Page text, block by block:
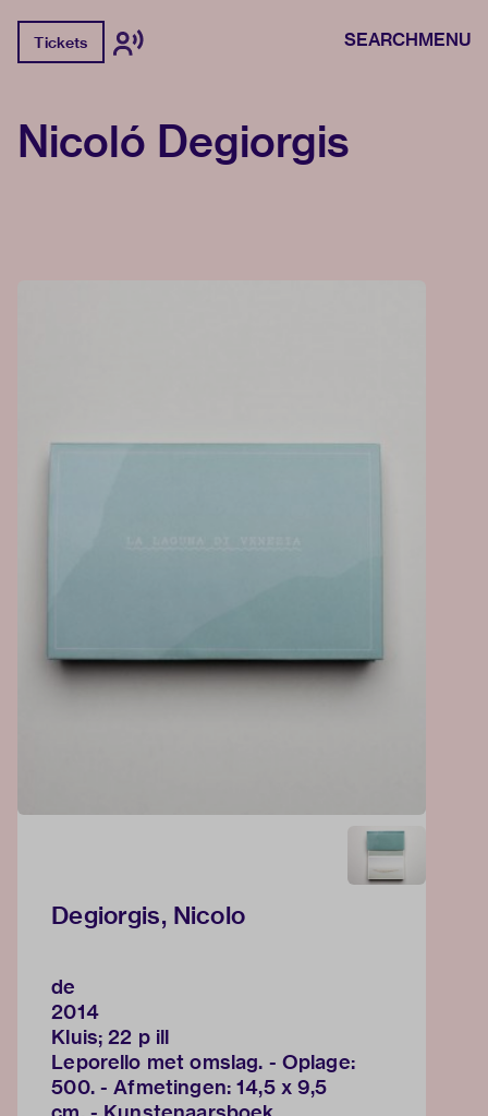
Tickets SEARCHMENU
Nicoló Degiorgis
Degiorgis, Nicolo
de
2014
Kluis; 22 p ill
Leporello met omslag. - Oplage:
500. - Afmetingen: 14,5 x 9,5